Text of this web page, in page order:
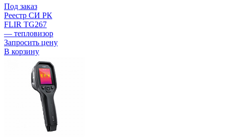
Под заказ
Реестр СИ РК
FLIR TG267
— тепловизор
Запросить цену
В корзину